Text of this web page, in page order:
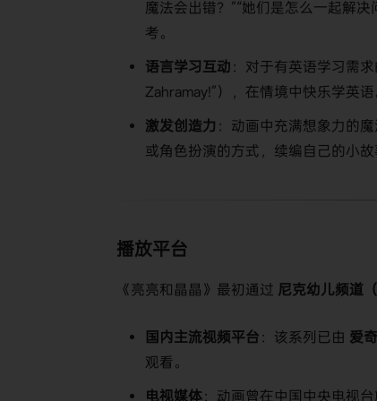
魔法会出错？”“她们是怎么一起解
考。
语言学习互动 ：对于有英语学习需
Zahramay!”），在情境中快乐学英语
激发创造力 ：动画中充满想象力的
或角色扮演的方式，续编自己的小故
播放平台
《亮亮和晶晶》最初通过 尼克幼儿频道（
国内主流视频平台 ：该系列已由 爱
观看。
电视媒体：动画曾在中国中央电视